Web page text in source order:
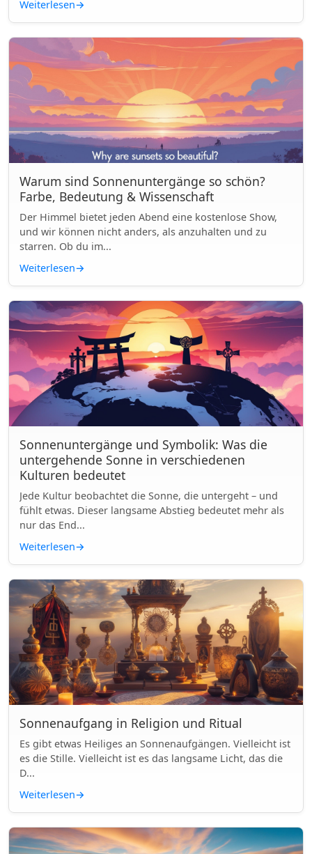
Weiterlesen→
Warum sind Sonnenuntergänge so schön?
Farbe, Bedeutung & Wissenschaft
Der Himmel bietet jeden Abend eine kostenlose Show,
und wir können nicht anders, als anzuhalten und zu
starren. Ob du im...
Weiterlesen→
Sonnenuntergänge und Symbolik: Was die
untergehende Sonne in verschiedenen
Kulturen bedeutet
Jede Kultur beobachtet die Sonne, die untergeht – und
fühlt etwas. Dieser langsame Abstieg bedeutet mehr als
nur das End...
Weiterlesen→
Sonnenaufgang in Religion und Ritual
Es gibt etwas Heiliges an Sonnenaufgängen. Vielleicht ist
es die Stille. Vielleicht ist es das langsame Licht, das die
D...
Weiterlesen→